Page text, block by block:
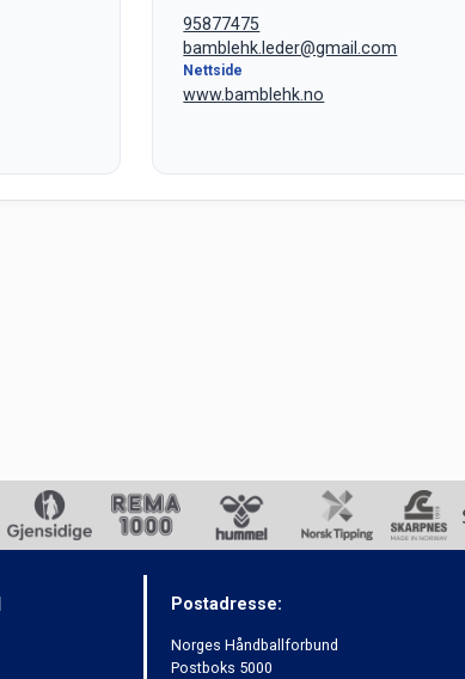
95877475
bamblehk.leder@gmail.com
Nettside
www.bamblehk.no
Postadresse:
Norges Håndballforbund
Postboks 5000